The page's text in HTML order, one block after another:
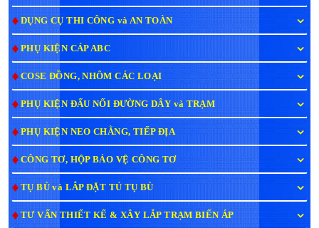
DỤNG CỤ THI CÔNG và AN TOÀN
PHỤ KIỆN CÁP ABC
COSE ĐỒNG, NHÔM CÁC LOẠI
PHỤ KIỆN ĐẤU NỐI ĐƯỜNG DÂY và TRẠM
PHỤ KIỆN NEO CHẰNG, TIẾP ĐỊA
CÔNG TƠ, HỘP BẢO VỆ CÔNG TƠ
TỤ BÙ và LẮP ĐẶT TỦ TỤ BÙ
TƯ VẤN THIẾT KẾ & XÂY LẮP TRẠM BIẾN ÁP